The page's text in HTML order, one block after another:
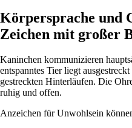
Körpersprache und
Zeichen mit großer
Kaninchen kommunizieren
entspanntes Tier liegt
gestreckten Hinterläufen. Die
ruhig und offen.
Anzeichen für Unwohlsein